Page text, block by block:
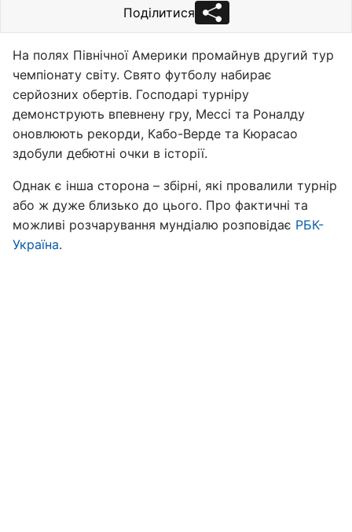
Поділитися
На полях Північної Америки промайнув другий тур
чемпіонату світу. Свято футболу набирає
серйозних обертів. Господарі турніру
демонструють впевнену гру, Мессі та Роналду
оновлюють рекорди, Кабо-Верде та Кюрасао
здобули дебютні очки в історії.
Однак є інша сторона – збірні, які провалили турнір
або ж дуже близько до цього. Про фактичні та
можливі розчарування мундіалю розповідає РБК-
Україна.